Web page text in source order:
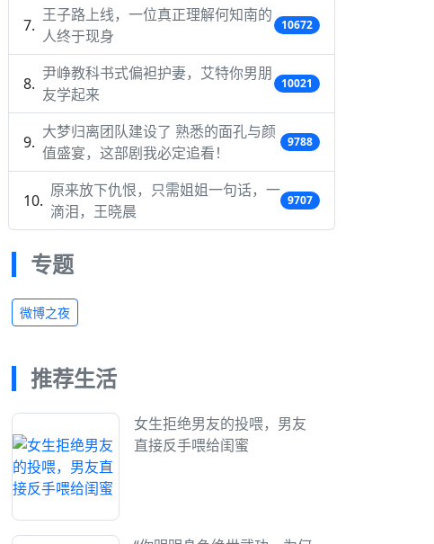
王子路上线，一位真正理解何知南的
人终于现身
10672
尹峥教科书式偏袒护妻，艾特你男朋
友学起来
10021
大梦归离团队建设了 熟悉的面孔与颜
值盛宴，这部剧我必定追看！
9788
原来放下仇恨，只需姐姐一句话，一
滴泪，王晓晨
9707
专题
微博之夜
推荐生活
女生拒绝男友的投喂，男友
直接反手喂给闺蜜